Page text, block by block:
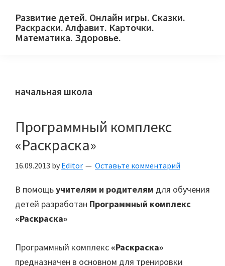
primary
main
primary
Развитие детей. Онлайн игры. Сказки.
Раскраски. Алфавит. Карточки.
Математика. Здоровье.
и
родителей.
начальная школа
Программный комплекс
«Раскраска»
16.09.2013 by Editor Оставьте комментарий
В помощьучителям и родителям для обучения
детей разработан Программный комплекс
«Раскраска»
Программный комплекс «Раскраска»
предназначен в основном для тренировки